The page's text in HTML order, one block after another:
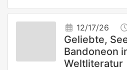
12/17/26
Geliebte,
Bandoneon
Weltliteratur